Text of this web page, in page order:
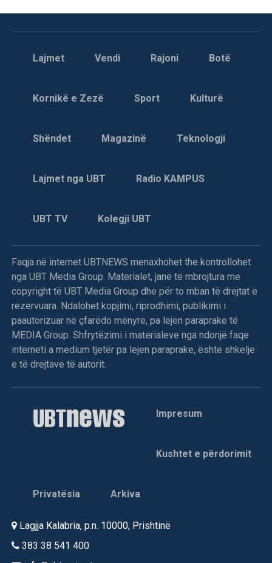
Lajmet Vendi Rajoni Botë
Kornikë e Zezë Sport Kulturë
Shëndet Magazinë Teknologji
Lajmet nga UBT Radio KAMPUS
UBT TV Kolegji UBT
Faqja në internet UBTNEWS menaxhohet the kontrollohet
nga UBT Media Group. Materialet, janë të mbrojtura me
copyright të UBT Media Group dhe për to mban të drejtat e
rezervuara. Ndalohet kopjimi, riprodhimi, publikimi i
paautorizuar në çfarëdo mënyre, pa lejen paraprake të
MEDIA Group. Shfrytëzimi i materialeve nga ndonjë faqe
interneti a medium tjetër pa lejen paraprake, është shkelje
e të drejtave të autorit.
Impresum
Kushtet e përdorimit
Privatësia Arkiva
Lagjja Kalabria, p.n. 10000, Prishtinë
383 38 541 400